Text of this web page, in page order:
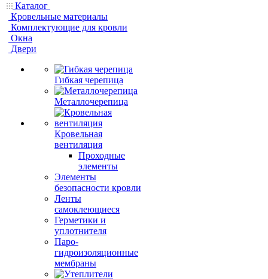
Каталог
Кровельные материалы
Комплектующие для кровли
Окна
Двери
Гибкая черепица
Металлочерепица
Кровельная
вентиляция
Проходные
элементы
Элементы
безопасности кровли
Ленты
самоклеющиеся
Герметики и
уплотнителя
Паро-
гидроизоляционные
мембраны